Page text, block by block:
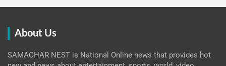
About Us
SAMACHAR NEST is National Online news that provides hot